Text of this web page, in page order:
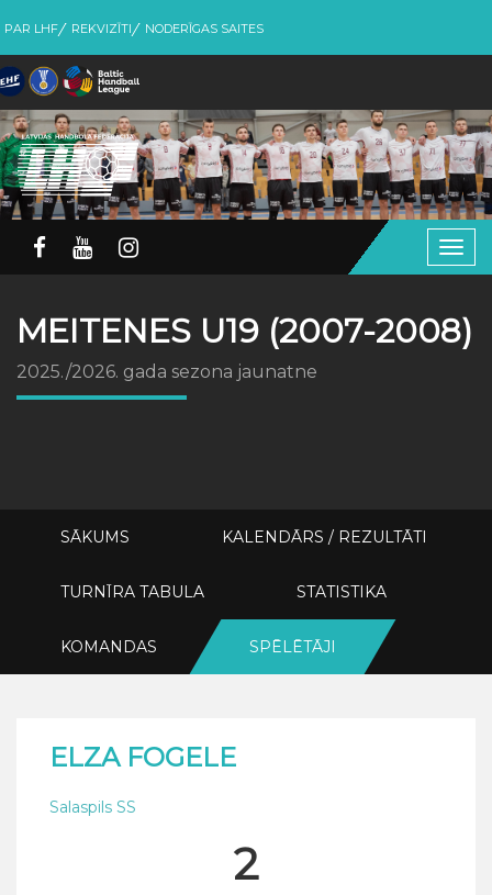
PAR LHF REKVIZĪTI NODERĪGAS SAITES
MEITENES U19 (2007-2008)
2025./2026. gada sezona jaunatne
SĀKUMS KALENDĀRS / REZULTĀTI
TURNĪRA TABULA STATISTIKA
KOMANDAS SPĒLĒTĀJI
ELZA FOGELE
Salaspils SS
2